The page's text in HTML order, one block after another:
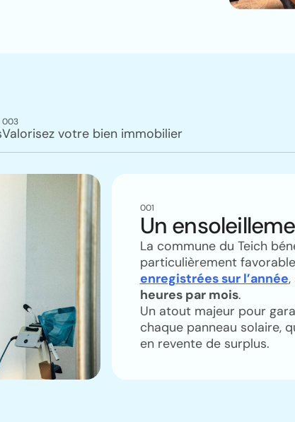
003
Valorisez votre bien immobilier
001
Un
La commune du Teich
particulièrement
enregistrées sur l’année,
heures par mois.
Un atout majeur pour
chaque panneau solaire,
en revente de surplus.